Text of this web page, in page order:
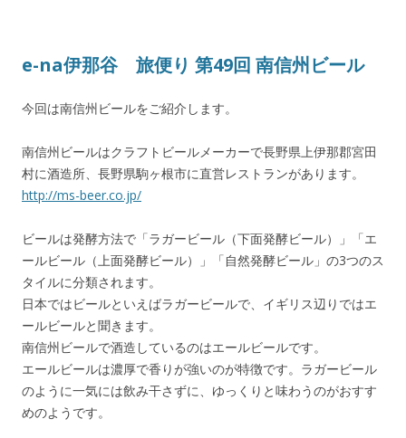
e-na伊那谷 旅便り 第49回 南信州ビール
今回は南信州ビールをご紹介します。
南信州ビールはクラフトビールメーカーで長野県上伊那郡宮田
村に酒造所、長野県駒ヶ根市に直営レストランがあります。
http://ms-beer.co.jp/
ビールは発酵方法で「ラガービール（下面発酵ビール）」「エ
ールビール（上面発酵ビール）」「自然発酵ビール」の3つのス
タイルに分類されます。
日本ではビールといえばラガービールで、イギリス辺りではエ
ールビールと聞きます。
南信州ビールで酒造しているのはエールビールです。
エールビールは濃厚で香りが強いのが特徴です。ラガービール
のように一気には飲み干さずに、ゆっくりと味わうのがおすす
めのようです。